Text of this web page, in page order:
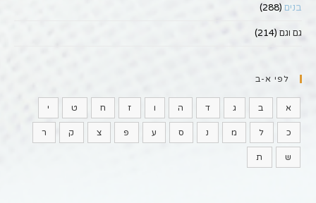
בנים (288)
גם וגם (214)
לפי א-ב
א ב ג ד ה ו ז ח ט י
כ ל מ נ ס ע פ צ ק ר
ש ת